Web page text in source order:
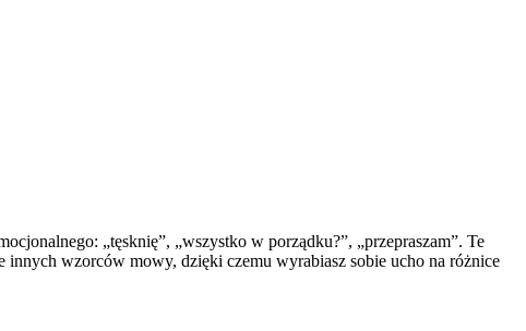
„tęsknię”, „wszystko w porządku?”, „przepraszam”. Te
innych wzorców mowy, dzięki czemu wyrabiasz sobie ucho na różnice